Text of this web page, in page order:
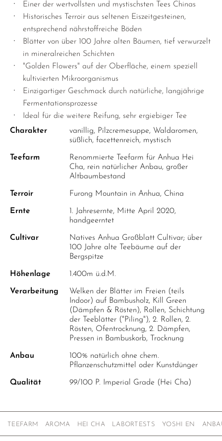
Einer der wertvollsten und mystischsten Tees Chinas
Historisches Terroir aus seltenen Eiszeitgesteinen,
entsprechend nährstoffreiche Böden
Blätter von über 100 Jahre alten Bäumen, tief verwurzelt
in mineralreichen Schichten
"Golden Flowers" auf der Oberfläche, einem speziell
kultivierten Mikroorganismus
Einzigartiger Geschmack durch natürliche, langjährige
Fermentationsprozesse
Ideal für die weitere Reifung, sehr ergiebiger Tee
Charakter
vanillig, Pilzcremesuppe, Waldaromen,
süßlich, facettenreich, mystisch
Teefarm
Renommierte Teefarm für Anhua Hei
Cha, rein natürlicher Anbau, großer
Altbaumbestand
Terroir Furong Mountain in Anhua, China
Ernte
1. Jahresernte, Mitte April 2020,
handgeerntet
Cultivar
Natives Anhua Großblatt Cultivar; über
100 Jahre alte Teebäume auf der
Bergspitze
Höhenlage 1.400m ü.d.M.
Verarbeitung
Welken der Blätter im Freien (teils
Indoor) auf Bambusholz, Kill Green
(Dämpfen & Rösten), Rollen, Schichtung
der Teeblätter ("Piling"), 2. Rollen, 2.
Rösten, Ofentrocknung, 2. Dämpfen,
Pressen in Bambuskorb, Trocknung
Anbau
100% natürlich ohne chem.
Pflanzenschutzmittel oder Kunstdünger
Qualität 99/100 P. Imperial Grade (Hei Cha)
TEEFARM AROMA HEI CHA LABORTESTS YOSHI EN